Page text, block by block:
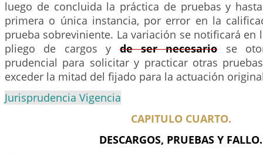
luego de concluida la práctica de pruebas y
primera o única instancia, por error en la
prueba sobreviniente. La variación se notificará en
pliego de cargos yde ser necesariose
prudencial para solicitar y practicar otras
exceder la mitad del fijado para la actuación
Jurisprudencia Vigencia
CAPITULO CUARTO.
DESCARGOS, PRUEBAS Y FALLO.